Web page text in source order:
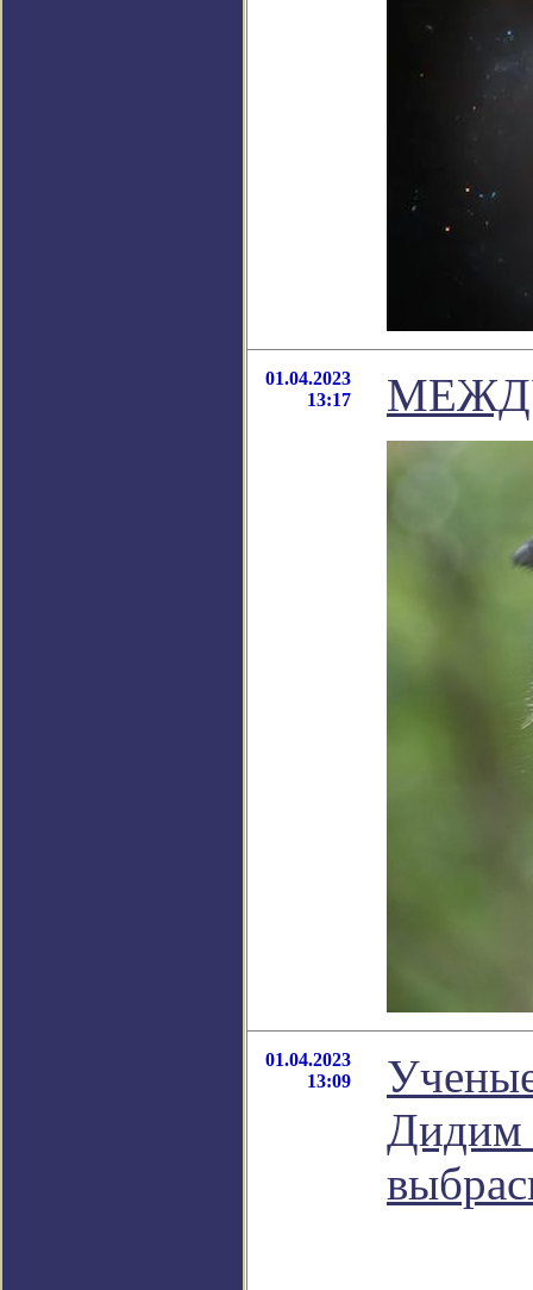
01.04.2023
13:17
01.04.2023
13:09
Дидим